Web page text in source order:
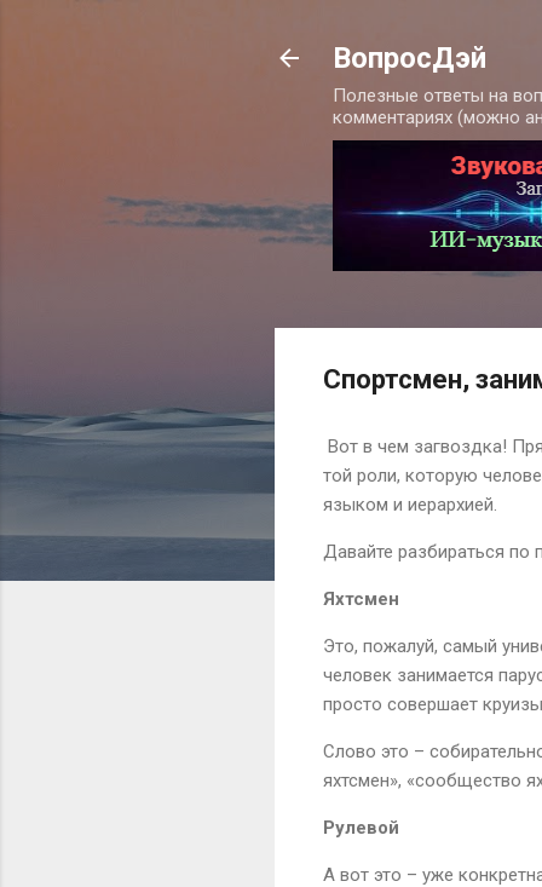
ВопросДэй
Полезные ответы на
комментариях (можно
Спортсмен,
Вот в чем загвоздка!
той роли, которую
языком и иерархией.
Давайте разбираться по
Яхтсмен
Это, пожалуй, самый
человек занимается
просто совершает круизы.
Слово это –
яхтсмен», «сообщество
Рулевой
А вот это – уже